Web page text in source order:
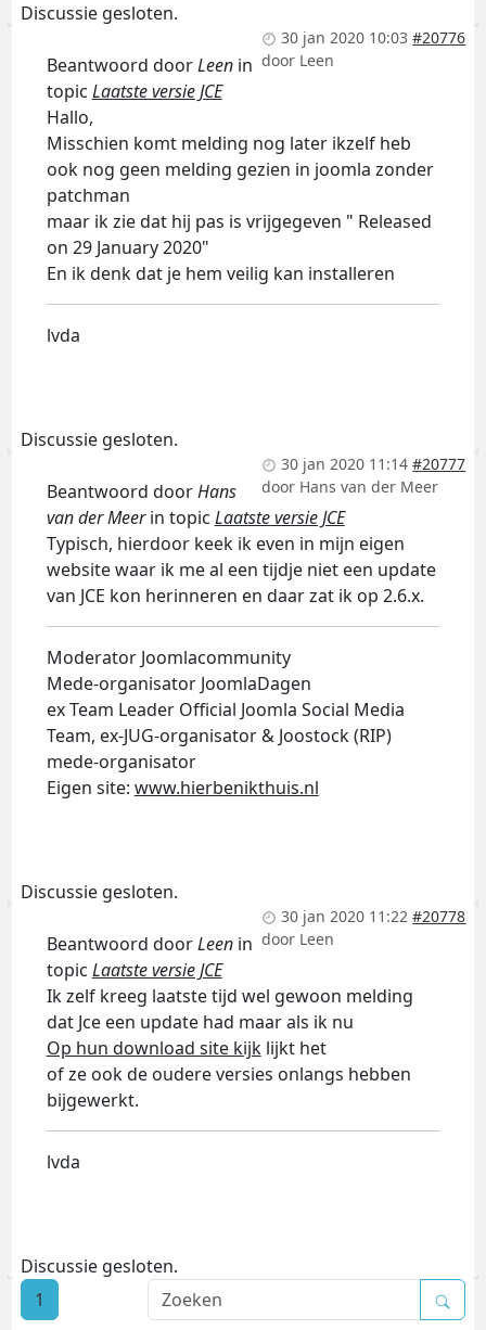
Discussie gesloten.
30 jan 2020 10:03 #20776
door Leen
Beantwoord doorLeenin
topic Laatste versie JCE
Hallo,
Misschien komt melding nog later ikzelf heb
ook nog geen melding gezien in joomla zonder
patchman
maar ik zie dat hij pas is vrijgegeven " Released
on 29 January 2020"
En ik denk dat je hem veilig kan installeren
lvda
Discussie gesloten.
30 jan 2020 11:14 #20777
door Hans van der Meer
Beantwoord doorHans
van der Meerin topic Laatste versie JCE
Typisch, hierdoor keek ik even in mijn eigen
website waar ik me al een tijdje niet een update
van JCE kon herinneren en daar zat ik op 2.6.x.
Moderator Joomlacommunity
Mede-organisator JoomlaDagen
ex Team Leader Official Joomla Social Media
Team, ex-JUG-organisator & Joostock (RIP)
mede-organisator
Eigen site: www.hierbenikthuis.nl
Discussie gesloten.
30 jan 2020 11:22 #20778
door Leen
Beantwoord doorLeenin
topic Laatste versie JCE
Ik zelf kreeg laatste tijd wel gewoon melding
dat Jce een update had maar als ik nu
Op hun download site kijklijkt het
of ze ook de oudere versies onlangs hebben
bijgewerkt.
lvda
Discussie gesloten.
1